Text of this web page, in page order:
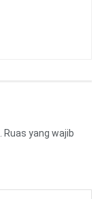
Ruas yang wajib